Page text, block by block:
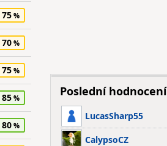
75
70
75
85
80
Poslední hodnocení
LucasSharp55
CalypsoCZ